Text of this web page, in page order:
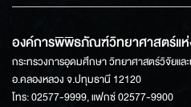
องค์การพิพิธภัณฑ์วิทยาศาสตร์แห่
กระทรวงการอุดมศึกษา วิทยาศาสตร์วิจัยแ
อ.คลองหลวง จ.ปทุมธานี 12120
โทร: 02577-9999, แฟกซ์ 02577-9900